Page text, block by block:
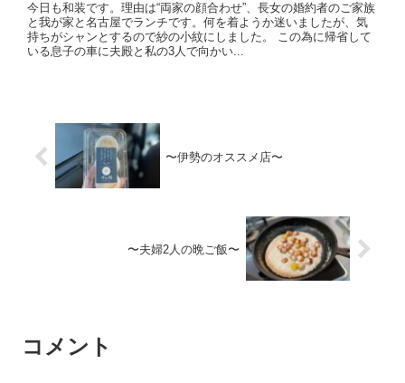
今日も和装です。理由は“両家の顔合わせ”、長女の婚約者のご家族
と我が家と名古屋でランチです。何を着ようか迷いましたが、気
持ちがシャンとするので紗の小紋にしました。 この為に帰省して
いる息子の車に夫殿と私の3人で向かい...
〜伊勢のオススメ店〜
〜夫婦2人の晩ご飯〜
コメント